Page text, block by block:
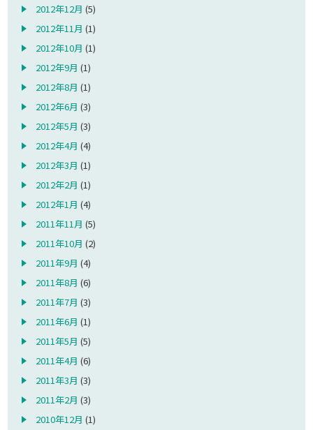
2012年12月 (5)
2012年11月 (1)
2012年10月 (1)
2012年9月 (1)
2012年8月 (1)
2012年6月 (3)
2012年5月 (3)
2012年4月 (4)
2012年3月 (1)
2012年2月 (1)
2012年1月 (4)
2011年11月 (5)
2011年10月 (2)
2011年9月 (4)
2011年8月 (6)
2011年7月 (3)
2011年6月 (1)
2011年5月 (5)
2011年4月 (6)
2011年3月 (3)
2011年2月 (3)
2010年12月 (1)